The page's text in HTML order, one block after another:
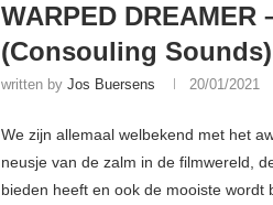
WARPED
(Consouling Sounds)
written by Jos Buersens 20/01/2021
We zijn allemaal welbekend met het
neusje van de zalm in de filmwereld,
bieden heeft en ook de mooiste